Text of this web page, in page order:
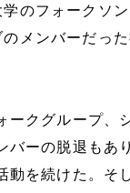
のフォークソ
メンバーだっ
クグループ、
ーの脱退もあ
を続けた。そ